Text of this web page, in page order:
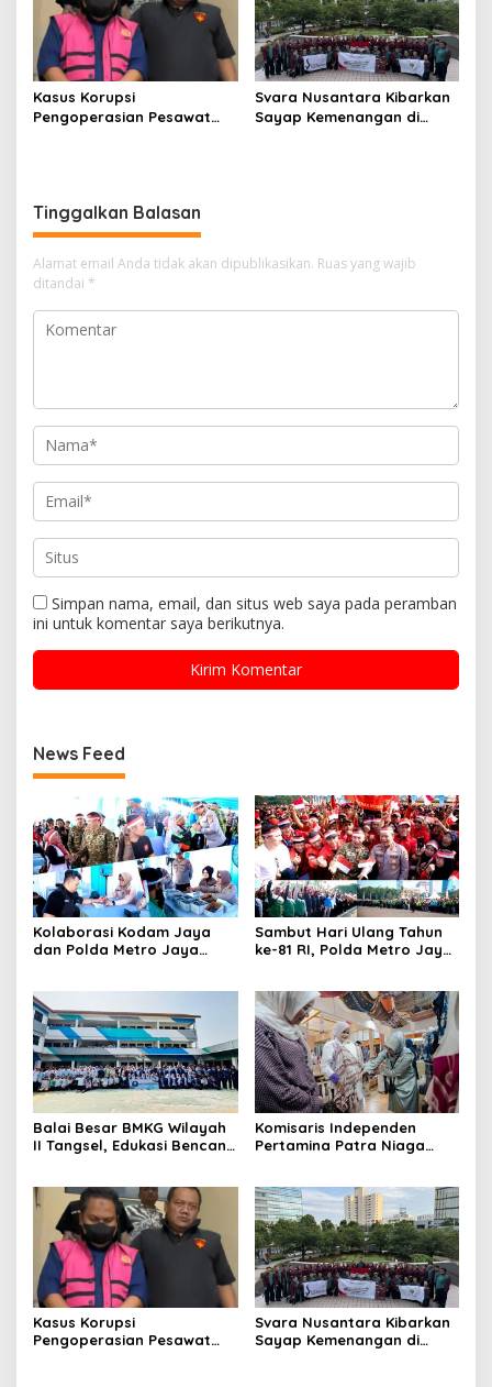
Kasus Korupsi
Pengoperasian Pesawat
Svara Nusantara Kibarkan
Sayap Kemenangan di
Tinggalkan Balasan
Alamat email Anda tidak akan dipublikasikan. Ruas yang wajib
ditandai *
Simpan nama, email, dan situs web saya pada peramban
ini untuk komentar saya berikutnya.
News Feed
Kolaborasi Kodam Jaya
dan Polda Metro Jaya
Sambut Hari Ulang Tahun
ke-81 RI, Polda Metro Jaya
Balai Besar BMKG Wilayah
II Tangsel, Edukasi Bencana
23
Komisaris Independen
Pertamina Patra Niaga
Sentuhan Kemanusiaan dan
Keberlanjutan
Kasus Korupsi
Pengoperasian Pesawat
Svara Nusantara Kibarkan
Sayap Kemenangan di